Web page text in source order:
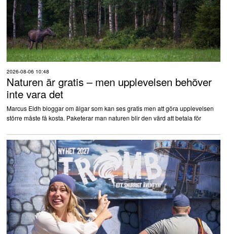
2026-08-06 10:48
Naturen är gratis – men upplevelsen behöver
inte vara det
Marcus Eldh bloggar om älgar som kan ses gratis men att göra upplevelsen
större måste få kosta. Paketerar man naturen blir den värd att betala för